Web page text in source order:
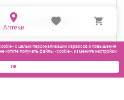
аскорбиновая
с целью персонализации сервисов и повышения
хотите получать файлы «cookie», измените настройки
ОК